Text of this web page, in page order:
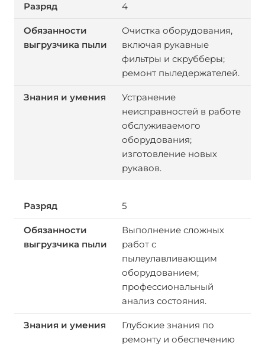
4
Очистка оборудования,
включая рукавные
фильтры и скрубберы;
ремонт пыледержателей.
Устранение
неисправностей в работе
обслуживаемого
оборудования;
изготовление новых
рукавов.
5
Выполнение сложных
работ с
пылеулавливающим
оборудованием;
профессиональный
анализ состояния.
Глубокие знания по
ремонту и обеспечению